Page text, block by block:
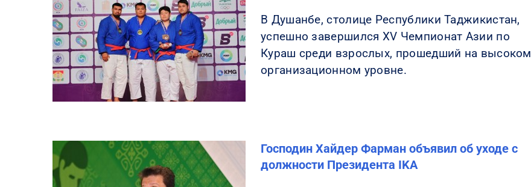
В Душанбе, столице Республики Таджикистан,
успешно завершился XV Чемпионат Азии по
Кураш среди взрослых, прошедший на высоком
организационном уровне.
Господин Хайдер Фарман объявил об уходе с
должности Президента IKA